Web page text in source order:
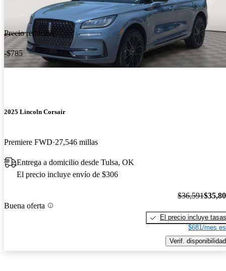
Precio reducido
-$785
2025 Lincoln Corsair
Premiere FWD 27,546 millas
Entrega a domicilio desde Tulsa, OK
El precio incluye envío de $306
Buena oferta
$36,591
El precio incluye tasas
$681/mes
Verif. disponibilidad